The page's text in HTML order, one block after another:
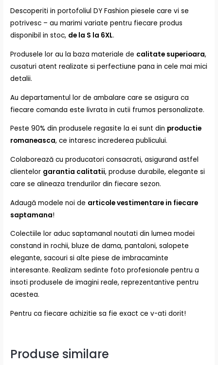
Descoperiti in portofoliul DY Fashion piesele care vi se
potrivesc – au marimi variate pentru fiecare produs
disponibil in stoc, de la S la 6XL.
Produsele lor au la baza materiale de calitate superioara,
cusaturi atent realizate si perfectiune pana in cele mai mici
detalii.
Au departamentul lor de ambalare care se asigura ca
fiecare comanda este livrata in cutii frumos personalizate.
Peste 90% din produsele regasite la ei sunt din productie
romaneasca, ce intaresc increderea publicului.
Colaborează cu producatori consacrati, asigurand astfel
clientelor garantia calitatii, produse durabile, elegante si
care se alineaza trendurilor din fiecare sezon.
Adaugă modele noi de articole vestimentare in fiecare
saptamana!
Colectiile lor aduc saptamanal noutati din lumea modei
constand in rochii, bluze de dama, pantaloni, salopete
elegante, sacouri si alte piese de imbracaminte
interesante. Realizam sedinte foto profesionale pentru a
insoti produsele de imagini reale, reprezentantive pentru
acestea.
Pentru ca fiecare achizitie sa fie exact ce v-ati dorit!
Produse similare